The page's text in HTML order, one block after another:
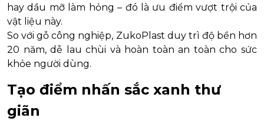
hay dầu mỡ làm hỏng – đó là ưu điểm vượt trội của
vật liệu này.
So với gỗ công nghiệp, ZukoPlast duy trì độ bền hơn
20 năm, dễ lau chùi và hoàn toàn an toàn cho sức
khỏe người dùng.
Tạo điểm nhấn sắc xanh thư
giãn